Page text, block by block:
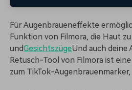
Für Augenbraueneffekte
Funktion von Filmora, die Haut
undGesichtszügeUnd auch deine
Retusch-Tool von Filmora ist
zum TikTok-Augenbrauenmarker,